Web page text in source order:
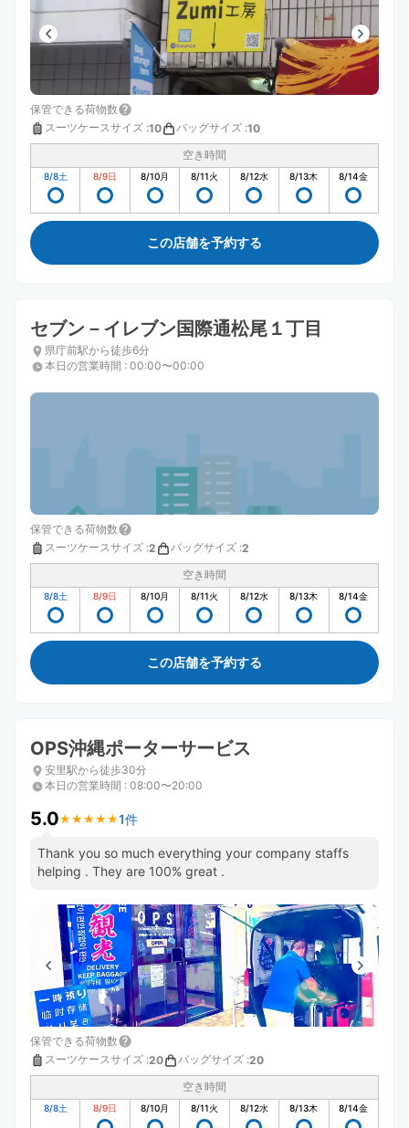
保管できる荷物数
スーツケースサイズ :10 バッグサイズ :10
空き時間
8/8土 8/9日 8/10月 8/11火 8/12水 8/13木 8/14金
この店舗を予約する
セブン－イレブン国際通松尾１丁目
県庁前駅から徒歩6分
本日の営業時間 : 00:00〜00:00
保管できる荷物数
スーツケースサイズ :2 バッグサイズ :2
空き時間
8/8土 8/9日 8/10月 8/11火 8/12水 8/13木 8/14金
この店舗を予約する
OPS沖縄ポーターサービス
安里駅から徒歩30分
本日の営業時間 : 08:00〜20:00
5.0★ ★ ★ ★ ★
★ ★ ★ ★ ★1件
Thank you so much everything your company staffs
helping . They are 100% great .
保管できる荷物数
スーツケースサイズ :20 バッグサイズ :20
空き時間
8/8土 8/9日 8/10月 8/11火 8/12水 8/13木 8/14金